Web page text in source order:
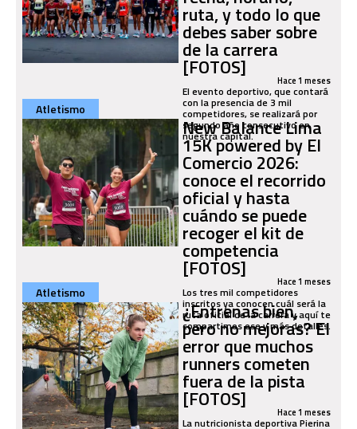
ruta, y todo lo que
debes saber sobre
de la carrera
[FOTOS] Hace 1 meses
El evento deportivo, que contará
con la presencia de 3 mil
competidores, se realizará por
segundo año consecutivo en
nuestra capital.
Atletismo
New Balance Lima
15K powered by El
Comercio 2026:
conoce el recorrido
oficial y hasta
cuándo se puede
recoger el kit de
competencia
[FOTOS] Hace 1 meses
Los tres mil competidores
inscritos ya conocen cuál será la
ruta oficial de la carrera y aquí te
compartimos ese y más detalles.
Atletismo
¿Entrenas bien,
pero no mejoras? El
error que muchos
runners cometen
fuera de la pista
[FOTOS] Hace 1 meses
La nutricionista deportiva Pierina